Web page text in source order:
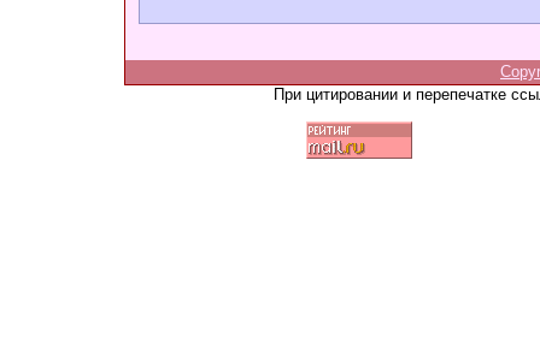
При цитировании и перепечатке